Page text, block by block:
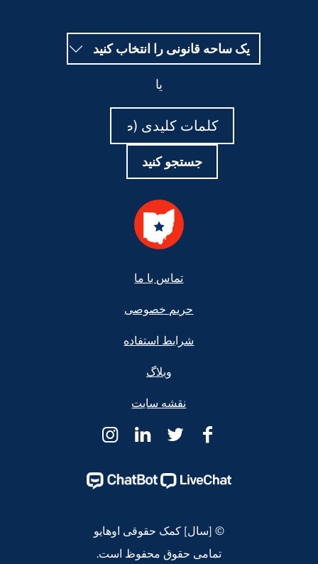
یک ساحه قانونی را انتخاب کنید
جستجو کنید
تماس با ما
حریم خصوصی
شرایط استفاده
وبلاگ
نقشه سایت
کمک
اوهایو
Page
کمک
اوهایو
Page
کمک
اوهایو
Page
کمک
اوهایو
Page
© [سال] کمک حقوقی اوهایو
تمامی حقوق محفوظ است.